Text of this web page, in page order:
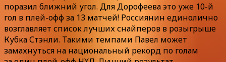
поразил ближний угол. Для Дорофеева это уже 10-й
гол в плей-офф за 13 матчей! Россиянин единолично
возглавляет список лучших снайперов в розыгрыше
Кубка Стэнли. Такими темпами Павел может
замахнуться на национальный рекорд по голам